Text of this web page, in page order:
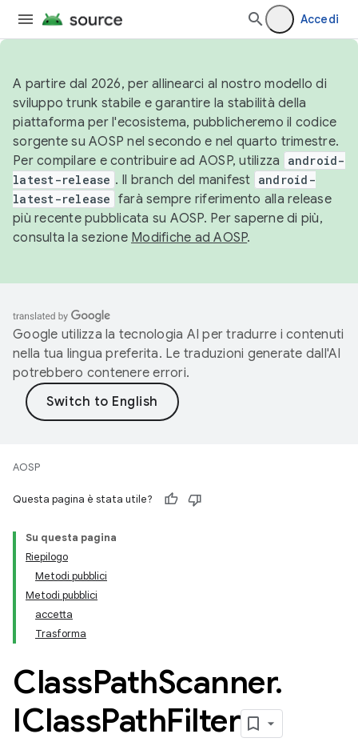
Accedi
A partire dal 2026, per allinearci al nostro modello di
sviluppo trunk stabile e garantire la stabilità della
piattaforma per l'ecosistema, pubblicheremo il codice
sorgente su AOSP nel secondo e nel quarto trimestre.
Per compilare e contribuire ad AOSP, utilizza
android-
latest-release . Il branch del manifest android-
latest-release farà sempre riferimento alla release
più recente pubblicata su AOSP. Per saperne di più,
consulta la sezione Modifiche ad AOSP.
Google utilizza la tecnologia AI per tradurre i contenuti
nella tua lingua preferita. Le traduzioni generate dall'AI
potrebbero contenere errori.
AOSP
Questa pagina è stata utile?
Su questa pagina
Riepilogo
Metodi pubblici
Metodi pubblici
accetta
Trasforma
ClassPathScanner.
IClassPathFilter